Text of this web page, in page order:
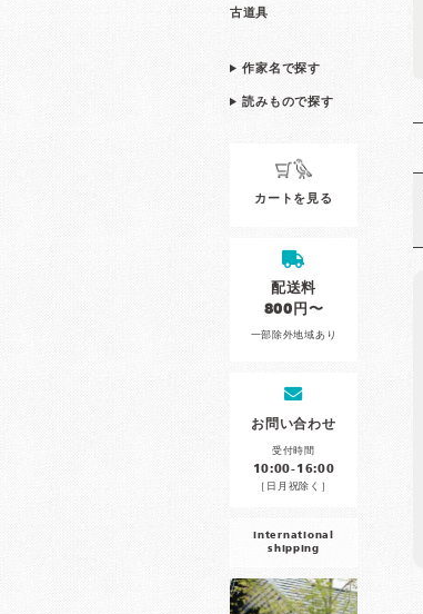
古道具
作家名で探す
読みもので探す
カートを見る
配送料
800円〜
一部除外地域あり
お問い合わせ
受付時間
10:00-16:00
［日月祝除く］
international
shipping